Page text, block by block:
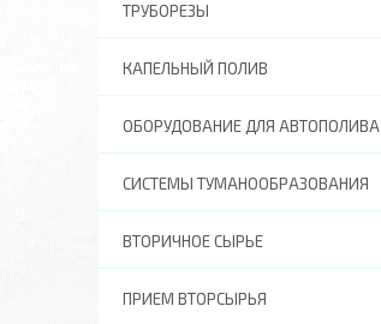
ТРУБОРЕЗЫ
КАПЕЛЬНЫЙ ПОЛИВ
ОБОРУДОВАНИЕ ДЛЯ АВТОПОЛИВА
СИСТЕМЫ ТУМАНООБРАЗОВАНИЯ
ВТОРИЧНОЕ СЫРЬЕ
ПРИЕМ ВТОРСЫРЬЯ